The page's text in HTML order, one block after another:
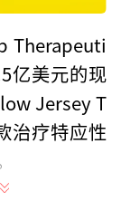
Therapeuti
亿美元的现
Jersey T
治疗特应性